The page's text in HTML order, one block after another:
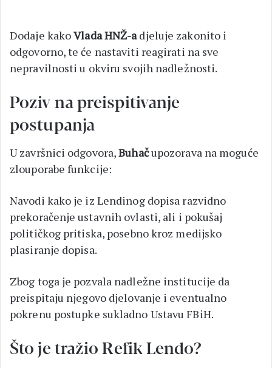
Dodaje kakoVlada HNŽ-adjeluje zakonito i
odgovorno, te će nastaviti reagirati na sve
nepravilnosti u okviru svojih nadležnosti.
Poziv na preispitivanje
postupanja
U završnici odgovora,Buhačupozorava na moguće
zlouporabe funkcije:
Navodi kako je iz Lendinog dopisa razvidno
prekoračenje ustavnih ovlasti, ali i pokušaj
političkog pritiska, posebno kroz medijsko
plasiranje dopisa.
Zbog toga je pozvala nadležne institucije da
preispitaju njegovo djelovanje i eventualno
pokrenu postupke sukladno Ustavu FBiH.
Što je tražio Refik Lendo?